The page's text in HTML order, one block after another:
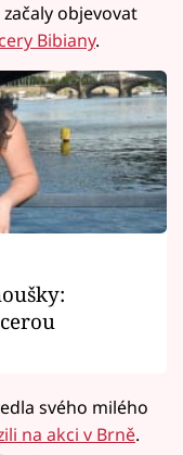
objevovat
Bibiany.
svého milého
na akci v Brně.